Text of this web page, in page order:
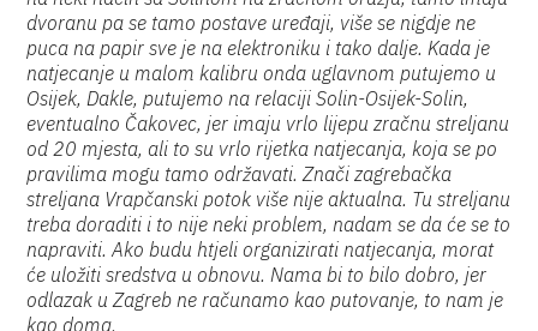
dvoranu pa se tamo postave uređaji, više se nigdje ne
puca na papir sve je na elektroniku i tako dalje. Kada je
natjecanje u malom kalibru onda uglavnom putujemo u
Osijek, Dakle, putujemo na relaciji Solin-Osijek-Solin,
eventualno Čakovec, jer imaju vrlo lijepu zračnu streljanu
od 20 mjesta, ali to su vrlo rijetka natjecanja, koja se po
pravilima mogu tamo održavati. Znači zagrebačka
streljana Vrapčanski potok više nije aktualna. Tu streljanu
treba doraditi i to nije neki problem, nadam se da će se to
napraviti. Ako budu htjeli organizirati natjecanja, morat
će uložiti sredstva u obnovu. Nama bi to bilo dobro, jer
odlazak u Zagreb ne računamo kao putovanje, to nam je
kao doma.